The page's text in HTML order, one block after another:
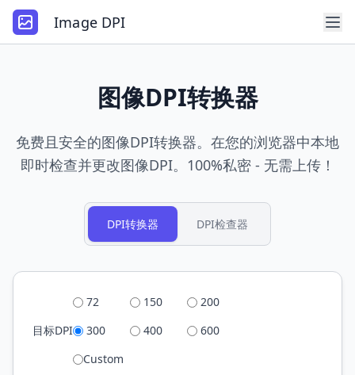
Image DPI
图像DPI转换器
免费且安全的图像DPI转换器。在您的浏览器中本地
即时检查并更改图像DPI。100%私密 - 无需上传！
DPI转换器 DPI检查器
目标DPI
72 150
200
300
400
600
Custom